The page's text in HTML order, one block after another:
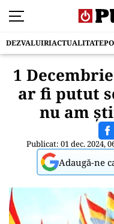
DEZVALUIRIACTUALITATE
1
ar fi putut
nu am
Publicat: 01 dec. 2024,
Adaugă-ne